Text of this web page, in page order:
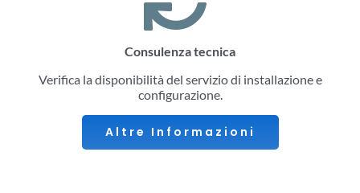
Consulenza tecnica
Verifica la disponibilità del servizio di installazione e
configurazione.
Altre Informazioni